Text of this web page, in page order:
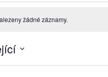
žádné záznamy.